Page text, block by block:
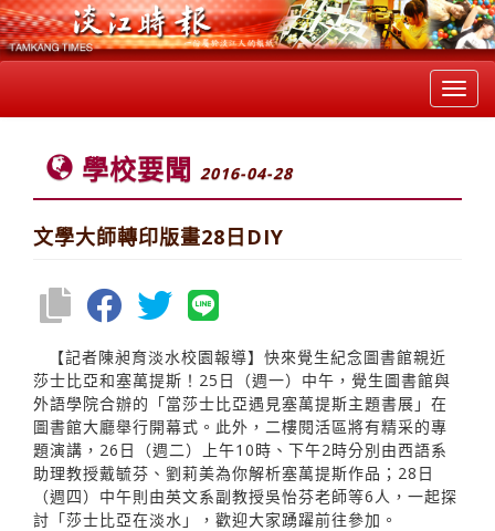
學校要聞 2016-04-28
文學大師轉印版畫28日DIY
【記者陳昶育淡水校園報導】快來覺生紀念圖書館親近
莎士比亞和塞萬提斯！25日（週一）中午，覺生圖書館與
外語學院合辦的「當莎士比亞遇見塞萬提斯主題書展」在
圖書館大廳舉行開幕式。此外，二樓閱活區將有精采的專
題演講，26日（週二）上午10時、下午2時分別由西語系
助理教授戴毓芬、劉莉美為你解析塞萬提斯作品；28日
（週四）中午則由英文系副教授吳怡芬老師等6人，一起探
討「莎士比亞在淡水」，歡迎大家踴躍前往參加。